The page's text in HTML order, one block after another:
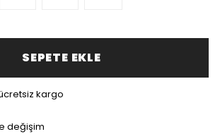
SEPETE EKLE
kargo
değişim